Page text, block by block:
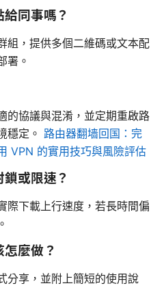
同事嗎？
組，提供多個二維碼或文本配
署。
的協議與混淆，並定期重啟路
穩定。 路由器翻墙回国：完
VPN 的實用技巧與風險評估
或限速？
際下載上行速度，若長時間偏
麼做？
分享，並附上簡短的使用說